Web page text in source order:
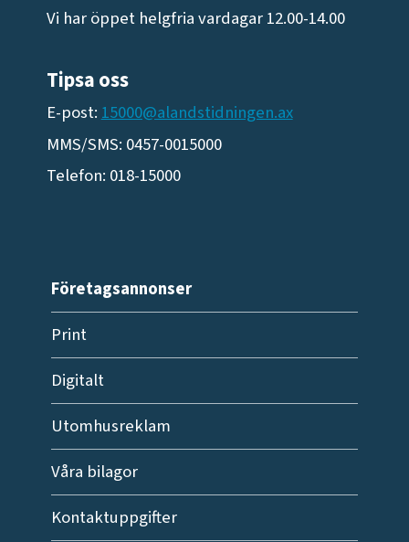
Vi har öppet helgfria vardagar 12.00-14.00
Tipsa oss
E-post: 15000@alandstidningen.ax
MMS/SMS: 0457-0015000
Telefon: 018-15000
Företagsannonser
Print
Digitalt
Utomhusreklam
Våra bilagor
Kontaktuppgifter